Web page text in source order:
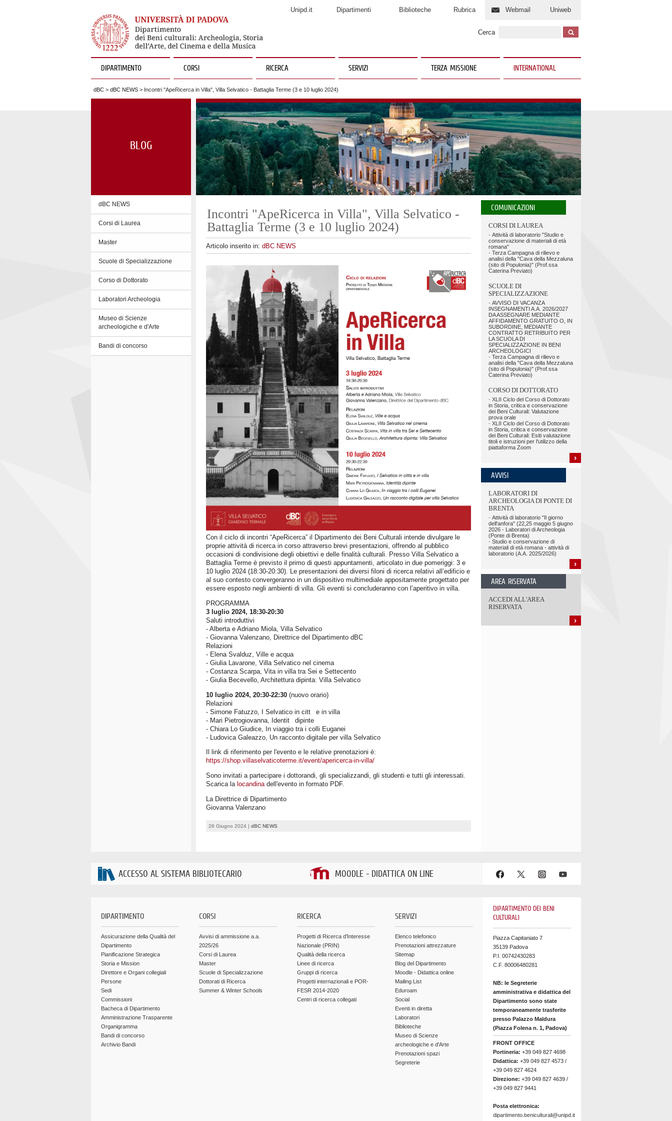
Unipd.it Dipartimenti Biblioteche Rubrica Webmail Uniweb
Cerca
DIPARTIMENTO CORSI RICERCA SERVIZI TERZA MISSIONE INTERNATIONAL
dBC > dBC NEWS > Incontri "ApeRicerca in Villa", Villa Selvatico - Battaglia Terme (3 e 10 luglio 2024)
BLOG
dBC NEWS
Corsi di Laurea
Master
Scuole di Specializzazione
Corso di Dottorato
Laboratori Archeologia
Museo di Scienze
archeologiche e d'Arte
Bandi di concorso
Incontri "ApeRicerca in Villa", Villa Selvatico -
Battaglia Terme (3 e 10 luglio 2024)
Articolo inserito in: dBC NEWS
Con il ciclo di incontri “ApeRicerca” il Dipartimento dei Beni Culturali intende divulgare le
proprie attività di ricerca in corso attraverso brevi presentazioni, offrendo al pubblico
occasioni di condivisione degli obiettivi e delle finalità culturali. Presso Villa Selvatico a
Battaglia Terme è previsto il primo di questi appuntamenti, articolato in due pomeriggi: 3 e
10 luglio 2024 (18:30-20:30). Le presentazioni dei diversi filoni di ricerca relativi all’edificio e
al suo contesto convergeranno in un dispositivo multimediale appositamente progettato per
essere esposto negli ambienti di villa. Gli eventi si concluderanno con l’aperitivo in villa.
PROGRAMMA
3 luglio 2024, 18:30-20:30
Saluti introduttivi
- Alberta e Adriano Miola, Villa Selvatico
- Giovanna Valenzano, Direttrice del Dipartimento dBC
Relazioni
- Elena Svalduz, Ville e acqua
- Giulia Lavarone, Villa Selvatico nel cinema
- Costanza Scarpa, Vita in villa tra Sei e Settecento
- Giulia Becevello, Architettura dipinta: Villa Selvatico
10 luglio 2024, 20:30-22:30 (nuovo orario)
Relazioni
- Simone Fatuzzo, I Selvatico in citt e in villa
- Mari Pietrogiovanna, Identit dipinte
- Chiara Lo Giudice, In viaggio tra i colli Euganei
- Ludovica Galeazzo, Un racconto digitale per villa Selvatico
Il link di riferimento per l'evento e le relative prenotazioni è:
https://shop.villaselvaticoterme.it/event/apericerca-in-villa/
Sono invitati a partecipare i dottorandi, gli specializzandi, gli studenti e tutti gli interessati.
Scarica la locandinadell'evento in formato PDF.
La Direttrice di Dipartimento
Giovanna Valenzano
26 Giugno 2024 | dBC NEWS
COMUNICAZIONI
CORSI DI LAUREA
- Attività di laboratorio "Studio e
conservazione di materiali di età
romana"
- Terza Campagna di rilievo e
analisi della "Cava della Mezzaluna
(sito di Populonia)" (Prof.ssa
Caterina Previato)
SCUOLE DI
SPECIALIZZAZIONE
- AVVISO DI VACANZA
INSEGNAMENTI A.A. 2026/2027
DA ASSEGNARE MEDIANTE
AFFIDAMENTO GRATUITO O, IN
SUBORDINE, MEDIANTE
CONTRATTO RETRIBUITO PER
LA SCUOLA DI
SPECIALIZZAZIONE IN BENI
ARCHEOLOGICI
- Terza Campagna di rilievo e
analisi della "Cava della Mezzaluna
(sito di Populonia)" (Prof.ssa
Caterina Previato)
CORSO DI DOTTORATO
- XLII Ciclo del Corso di Dottorato
in Storia, critica e conservazione
dei Beni Culturali: Valutazione
prova orale
- XLII Ciclo del Corso di Dottorato
in Storia, critica e conservazione
dei Beni Culturali: Esiti valutazione
titoli e istruzioni per l'utilizzo della
piattaforma Zoom
AVVISI
LABORATORI DI
ARCHEOLOGIA DI PONTE DI
BRENTA
- Attività di laboratorio "Il giorno
dell'anfora" (22,25 maggio 5 giugno
2026 - Laboratori di Archeologia
(Ponte di Brenta)
- Studio e conservazione di
materiali di età romana - attività di
laboratorio (A.A. 2025/2026)
AREA RISERVATA
ACCEDI ALL'AREA
RISERVATA
ACCESSO AL SISTEMA BIBLIOTECARIO MOODLE - DIDATTICA ON LINE
DIPARTIMENTO
Assicurazione della Qualità del
Dipartimento
Pianificazione Strategica
Storia e Mission
Direttore e Organi collegiali
Persone
Sedi
Commissioni
Bacheca di Dipartimento
Amministrazione Trasparente
Organigramma
Bandi di concorso
Archivio Bandi
CORSI
Avvisi di ammissione a.a.
2025/26
Corsi di Laurea
Master
Scuole di Specializzazione
Dottorati di Ricerca
Summer & Winter Schools
RICERCA
Progetti di Ricerca d'Interesse
Nazionale (PRIN)
Qualità della ricerca
Linee di ricerca
Gruppi di ricerca
Progetti internazionali e POR-
FESR 2014-2020
Centri di ricerca collegati
SERVIZI
Elenco telefonico
Prenotazioni attrezzature
Sitemap
Blog del Dipartimento
Moodle - Didattica online
Mailing List
Eduroam
Social
Eventi in diretta
Laboratori
Biblioteche
Museo di Scienze
archeologiche e d'Arte
Prenotazioni spazi
Segreterie
DIPARTIMENTO DEI BENI
CULTURALI
Piazza Capitaniato 7
35139 Padova
P.I. 00742430283
C.F. 80006480281
NB: le Segreterie
amministrativa e didattica del
Dipartimento sono state
temporaneamente trasferite
presso Palazzo Maldura
(Piazza Folena n. 1, Padova)
FRONT OFFICE
Portineria: +39 049 827 4698
Didattica: +39 049 827 4573 /
+39 049 827 4624
Direzione: +39 049 827 4639 /
+39 049 827 9441
Posta elettronica:
dipartimento.beniculturali@unipd.it